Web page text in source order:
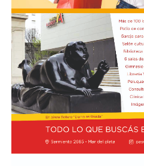
Cerebro Mágico:
circuitos”, a cargo de María
taller práctico de arte, ciencia
finalizar cada participante se
terminada. Es una actividad
materiales) destinada a niños
Los participantes menores de
acompañados por una
asistentes $12.000 y adulto
entradas están disponibles en
viernes de 14 a 19.